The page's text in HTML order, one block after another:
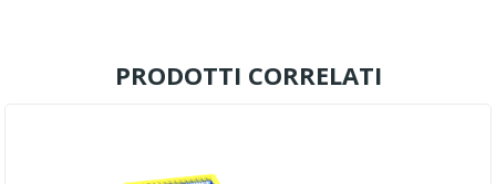
PRODOTTI CORRELATI